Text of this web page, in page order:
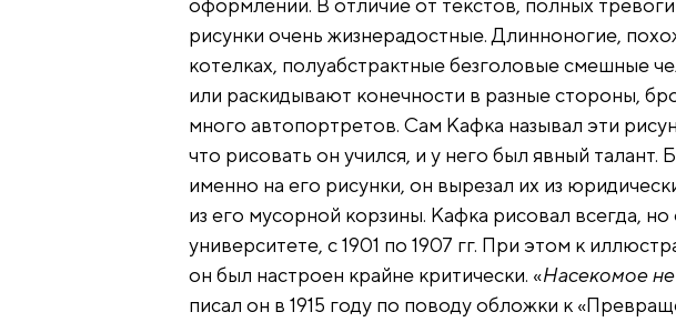
оформлении. В отличие от текстов, полных
рисунки очень жизнерадостные. Длинноногие,
котелках, полуабстрактные безголовые смешные
или раскидывают конечности в разные стороны,
много автопортретов. Сам Кафка называл эти
что рисовать он учился, и у него был явный талант.
именно на его рисунки, он вырезал их из
из его мусорной корзины. Кафка рисовал всегда,
университете, с 1901 по 1907 гг. При этом к
он был настроен крайне критически. «Насекомое
писал он в 1915 году по поводу обложки к